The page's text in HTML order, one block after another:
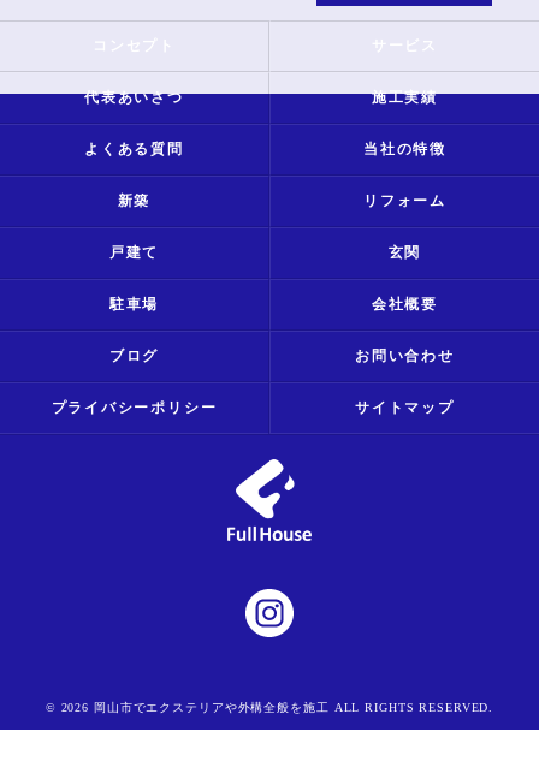
代表あいさつ 施工実績
よくある質問 当社の特徴
新築 リフォーム
戸建て 玄関
駐車場 会社概要
ブログ お問い合わせ
プライバシーポリシー サイトマップ
© 2026 岡山市でエクステリアや外構全般を施工 ALL RIGHTS RESERVED.